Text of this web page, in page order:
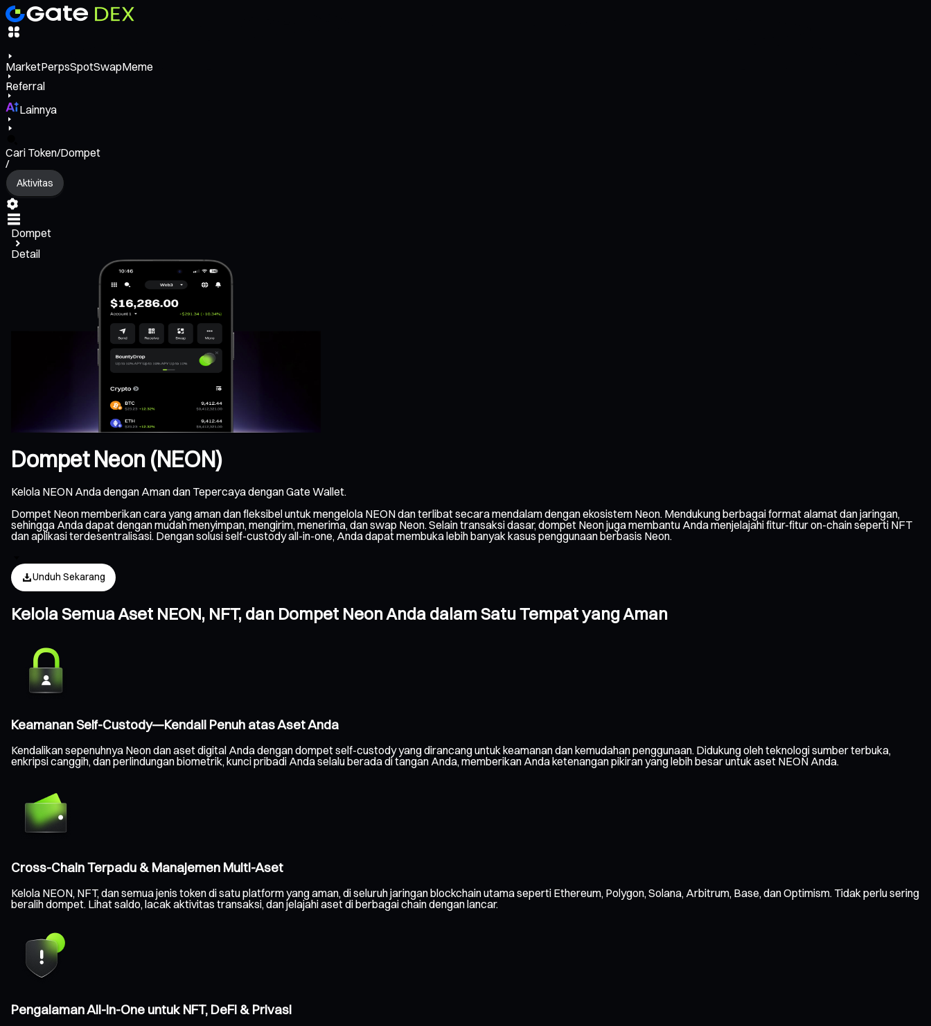
MarketPerpsSpotSwapMeme
Referral
Lainnya
Cari Token/Dompet
/
Aktivitas
Dompet
Detail
Dompet Neon (NEON)
Kelola NEON Anda dengan Aman dan Tepercaya dengan Gate Wallet.
Dompet Neon memberikan cara yang aman dan fleksibel untuk mengelola NEON dan terlibat secara mendalam dengan ekosistem Neon. Mendukung berbagai format alamat dan jaringan,
sehingga Anda dapat dengan mudah menyimpan, mengirim, menerima, dan swap Neon. Selain transaksi dasar, dompet Neon juga membantu Anda menjelajahi fitur-fitur on-chain seperti NFT
dan aplikasi terdesentralisasi. Dengan solusi self-custody all-in-one, Anda dapat membuka lebih banyak kasus penggunaan berbasis Neon.
Unduh Sekarang
Kelola Semua Aset NEON, NFT, dan Dompet Neon Anda dalam Satu Tempat yang Aman
Keamanan Self-Custody—Kendali Penuh atas Aset Anda
Kendalikan sepenuhnya Neon dan aset digital Anda dengan dompet self-custody yang dirancang untuk keamanan dan kemudahan penggunaan. Didukung oleh teknologi sumber terbuka,
enkripsi canggih, dan perlindungan biometrik, kunci pribadi Anda selalu berada di tangan Anda, memberikan Anda ketenangan pikiran yang lebih besar untuk aset NEON Anda.
Cross-Chain Terpadu & Manajemen Multi-Aset
Kelola NEON, NFT, dan semua jenis token di satu platform yang aman, di seluruh jaringan blockchain utama seperti Ethereum, Polygon, Solana, Arbitrum, Base, dan Optimism. Tidak perlu sering
beralih dompet. Lihat saldo, lacak aktivitas transaksi, dan jelajahi aset di berbagai chain dengan lancar.
Pengalaman All-in-One untuk NFT, DeFi & Privasi